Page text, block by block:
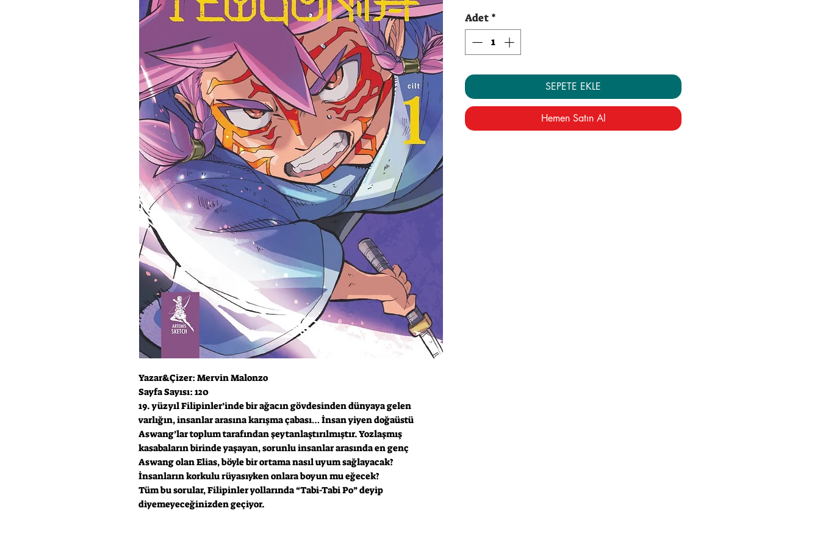
Yazar&Çizer: Mervin Malonzo
Sayfa Sayısı: 120
19. yüzyıl Filipinler’inde bir ağacın gövdesinden dünyaya gelen
varlığın, insanlar arasına karışma çabası… İnsan yiyen doğaüstü
Aswang’lar toplum tarafından şeytanlaştırılmıştır. Yozlaşmış
kasabaların birinde yaşayan, sorunlu insanlar arasında en genç
Aswang olan Elias, böyle bir ortama nasıl uyum sağlayacak?
İnsanların korkulu rüyasıyken onlara boyun mu eğecek?
Tüm bu sorular, Filipinler yollarında “Tabi-Tabi Po” deyip
diyemeyeceğinizden geçiyor.
Adet *
SEPETE EKLE
Hemen Satın Al